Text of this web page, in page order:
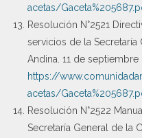
acetas/
Resolución N°2521
servicios de la
Andina. 11 de septiembre
https://
acetas/
Resolución N°2522
Secretaría General de la